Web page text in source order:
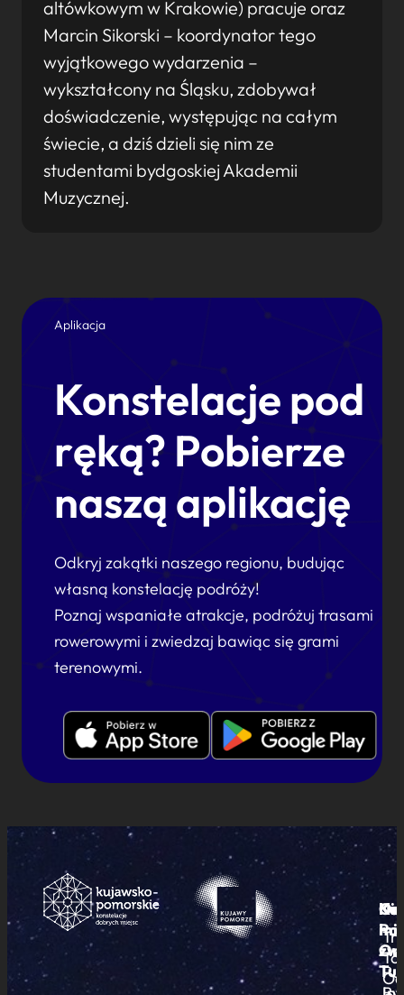
altówkowym w Krakowie) pracuje oraz
Marcin Sikorski – koordynator tego
wyjątkowego wydarzenia –
wykształcony na Śląsku, zdobywał
doświadczenie, występując na całym
świecie, a dziś dzieli się nim ze
studentami bydgoskiej Akademii
Muzycznej.
Aplikacja
Konstelacje pod
ręką? Pobierze
naszą aplikację
Odkryj zakątki naszego regionu, budując
własną konstelację podróży!
Poznaj wspaniałe atrakcje, podróżuj trasami
rowerowymi i zwiedzaj bawiąc się grami
terenowymi.
i